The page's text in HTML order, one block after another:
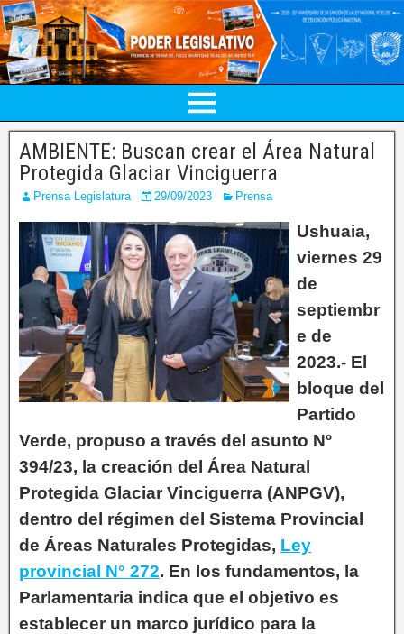
AMBIENTE: Buscan crear el Área Natural
Protegida Glaciar Vinciguerra
Prensa Legislatura 29/09/2023 Prensa
Ushuaia,
viernes 29
de
septiembr
e de
2023.- El
bloque del
Partido
Verde, propuso a través del asunto Nº
394/23, la creación del Área Natural
Protegida Glaciar Vinciguerra (ANPGV),
dentro del régimen del Sistema Provincial
de Áreas Naturales Protegidas, Ley
provincial N° 272. En los fundamentos, la
Parlamentaria indica que el objetivo es
establecer un marco jurídico para la